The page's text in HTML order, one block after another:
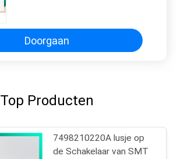
Doorgaan
Top Producten
7498210220A lusje op
de Schakelaar van SMT